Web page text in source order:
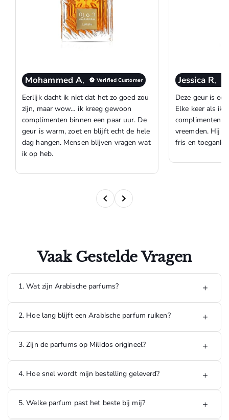
Mohammed A, Verified Customer
Eerlijk dacht ik niet dat het zo goed zou
zijn, maar wow… ik kreeg gewoon
complimenten binnen een paar uur. De
geur is warm, zoet en blijft echt de hele
dag hangen. Mensen blijven vragen wat
ik op heb.
Jessica R,
Deze geur is
Elke keer als ik
complimenten
vreemden. Hij
fris en
Vaak Gestelde Vragen
1. Wat zijn Arabische parfums? +
langdurige geuren. Ze bevatten vaak ingrediënten zoals
2. Hoe lang blijft een Arabische parfum ruiken? +
concentratie geurstoffen en kunnen 8 tot 24 uur of langer
3. Zijn de parfums op Milidos origineel? +
origineel en afkomstig van officiële leveranciers en erkende
4. Hoe snel wordt mijn bestelling geleverd? +
Bestellingen die op werkdagen worden geplaatst, worden
5. Welke parfum past het beste bij mij? +